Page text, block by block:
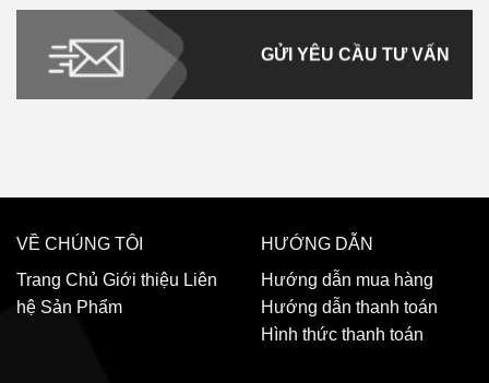
GỬI YÊU CẦU TƯ VẤN
VỀ CHÚNG TÔI
Trang Chủ Giới thiệu Liên
hệ Sản Phẩm
HƯỚNG DẪN
Hướng dẫn mua hàng
Hướng dẫn thanh toán
Hình thức thanh toán